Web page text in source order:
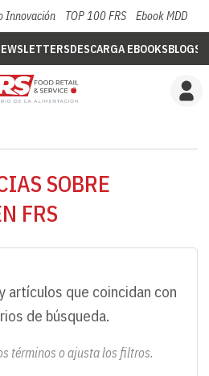
Innovación TOP 100 FRS Ebook MDD
DESCARGA EBOOKSBLOGS
SOBRE
FRS
artículos que coincidan con
de búsqueda.
términos o ajusta los filtros.